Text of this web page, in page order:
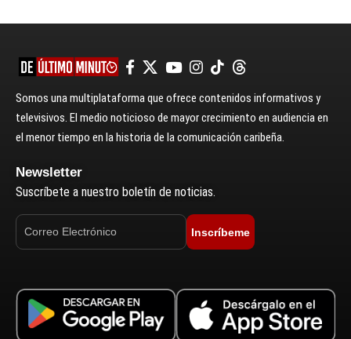
Somos una multiplataforma que ofrece contenidos informativos y
televisivos. El medio noticioso de mayor crecimiento en audiencia en
el menor tiempo en la historia de la comunicación caribeña.
Newsletter
Suscríbete a nuestro boletín de noticias.
Inscríbeme